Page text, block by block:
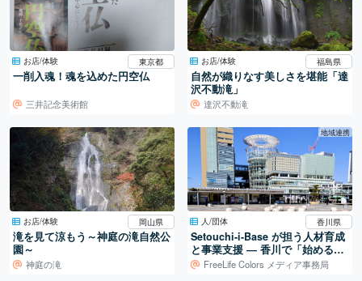
お店/体験 東京都
一削入魂！魂を込めた円空仏
三井記念美術館
お店/体験 福島県
自然が織りなす美しさを堪能「達
沢不動滝」
達沢不動滝
お店/体験 岡山県
滝を見て涼もう～神庭の滝自然公
園～
神庭の滝
地域連携
人/団体 香川県
Setouchi-i-Base が担う人材育成
と事業支援 ― 香川で「始める」
を支える拠点
FreeLife Colors メディア事務局